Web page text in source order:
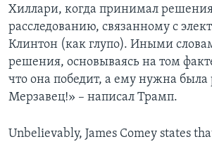
Хиллари, когда принимал
расследованию, связанному с
Клинтон (как глупо). Иными
решения, основываясь на том
что она победит, а ему нужна была
Мерзавец!» – написал Трамп.
Unbelievably, James Comey states